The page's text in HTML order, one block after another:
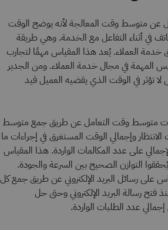
عن متوسط وقت المعالجة لأنه يوضح الوقت
في أثناء التفاعل مع الخدمة. وهي طريقة
خدمة العملاء. يُعد هذا المقياس مهمًا لتجارب
المهمة في مجال خدمة العملاء. ومن الجدير
لا تؤثر في الوقت الذي يقضيه العميل قيد
متوسط وقت التعامل عن طريق جمع متوسط
وإجمالي الوقت المستغرق في إجراءات ما
على عدد المكالمات الواردة. هذا المقياس
التوازن الصحيح بين السرعة والجودة.
على رسائل البريد الإلكتروني عن طريق جمع كل
فتح رسالة البريد الإلكتروني وحتى حل
عدد الطلبات الواردة.